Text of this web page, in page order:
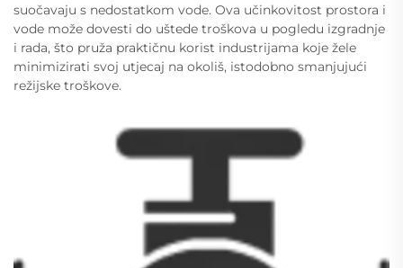
suočavaju s nedostatkom vode. Ova učinkovitost prostora i
vode može dovesti do uštede troškova u pogledu izgradnje
i rada, što pruža praktičnu korist industrijama koje žele
minimizirati svoj utjecaj na okoliš, istodobno smanjujući
režijske troškove.